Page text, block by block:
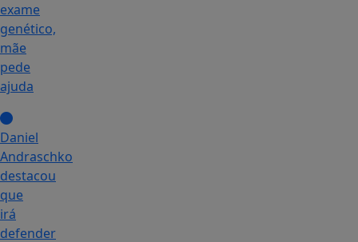
exame
genético,
mãe
pede
ajuda
Daniel
Andraschko
destacou
que
irá
defender